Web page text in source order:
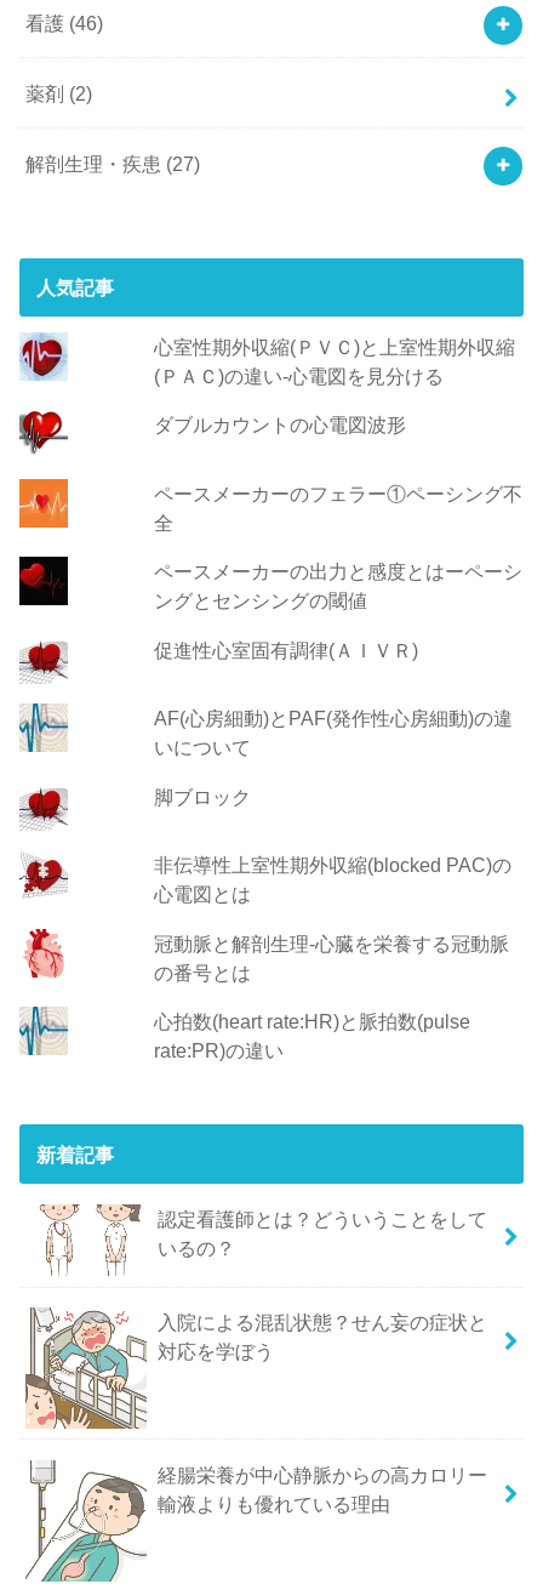
看護 (46)
薬剤 (2)
解剖生理・疾患 (27)
人気記事
心室性期外収縮(ＰＶＣ)と上室性期外収縮
(ＰＡＣ)の違い-心電図を見分ける
ダブルカウントの心電図波形
ペースメーカーのフェラー①ペーシング不
全
ペースメーカーの出力と感度とはーペーシ
ングとセンシングの閾値
促進性心室固有調律(ＡＩＶＲ)
AF(心房細動)とPAF(発作性心房細動)の違
いについて
脚ブロック
非伝導性上室性期外収縮(blocked PAC)の
心電図とは
冠動脈と解剖生理-心臓を栄養する冠動脈
の番号とは
心拍数(heart rate:HR)と脈拍数(pulse
rate:PR)の違い
新着記事
認定看護師とは？どういうことをして
いるの？
入院による混乱状態？せん妄の症状と
対応を学ぼう
経腸栄養が中心静脈からの高カロリー
輸液よりも優れている理由